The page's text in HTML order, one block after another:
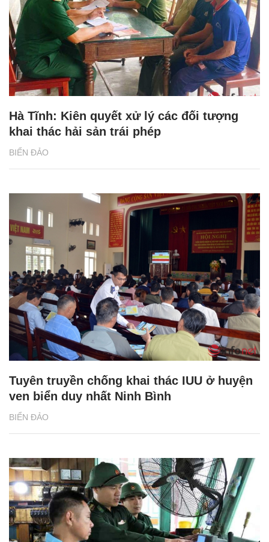
BIỂN ĐẢO
Hà Tĩnh: Kiên quyết xử lý các đối tượng
khai thác hải sản trái phép
BIỂN ĐẢO
Tuyên truyền chống khai thác IUU ở huyện
ven biển duy nhất Ninh Bình